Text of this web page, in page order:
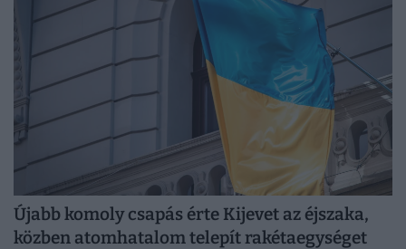
Újabb komoly csapás érte Kijevet az éjszaka,
közben atomhatalom telepít rakétaegységet